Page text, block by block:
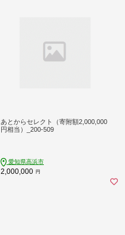
あとからセレクト（寄附額2,000,000
円相当）_200-509
愛知県高浜市
2,000,000 円